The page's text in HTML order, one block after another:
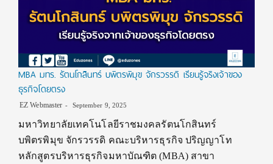
MBA มทร. รัตนโกสินทร์ บพิตรพิมุข จักรวรรดิ เรียนรู้จริงเจ้าของ
ธุรกิจโดยตรง
EZ Webmaster September 9, 2025
มหาวิทยาลัยเทคโนโลยีราชมงคลรัตนโกสินทร์
บพิตรพิมุข จักรวรรดิ คณะบริหารธุรกิจ ปริญญาโท
หลักสูตรบริหารธุรกิจมหาบัณฑิต (MBA) สาขา